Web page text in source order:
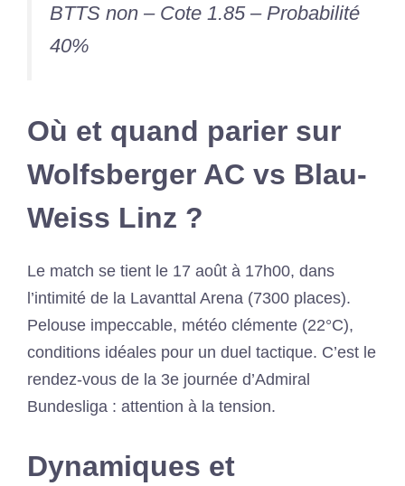
BTTS non – Cote 1.85 – Probabilité
40%
Où et quand parier sur
Wolfsberger AC vs Blau-
Weiss Linz ?
Le match se tient le 17 août à 17h00, dans
l’intimité de la Lavanttal Arena (7300 places).
Pelouse impeccable, météo clémente (22°C),
conditions idéales pour un duel tactique. C’est le
rendez-vous de la 3e journée d’Admiral
Bundesliga : attention à la tension.
Dynamiques et